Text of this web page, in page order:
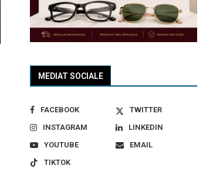
MEDIAT SOCIALE
FACEBOOK
TWITTER
INSTAGRAM
LINKEDIN
YOUTUBE
EMAIL
TIKTOK